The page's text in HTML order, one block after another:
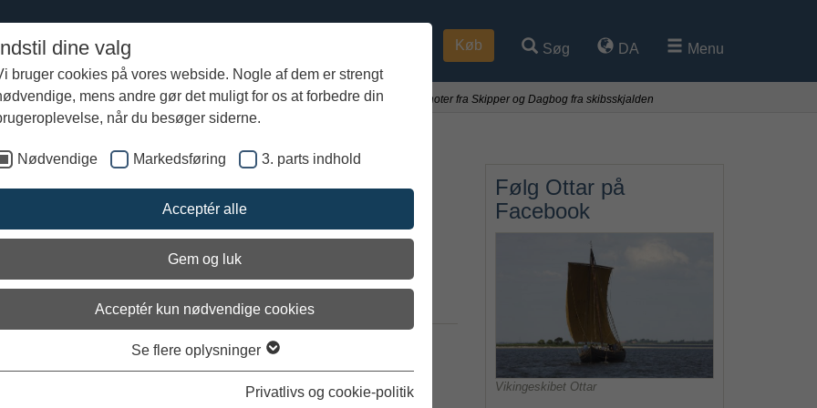
dine valg
bruger cookies på vores webside. Nogle af dem er strengt
mens andre gør det muligt for os at forbedre din
når du besøger siderne.
Nødvendige Markedsføring 3. parts indhold
Acceptér alle
Gem og luk
Acceptér kun nødvendige cookies
Se flere oplysninger
Privatlivs og cookie-politik
Køb Søg DA Menu
2017 Logobogsnoter fra Skipper og Dagbog fra skibsskjalden Logobogsnoter fra Skipper og Dagbog fra skibsskjalden
2017: Modvind ved Lynæs
19/07-2017
Det blæser med modvind ved Lynæs. Vi tjekker op på
mm.
Rikke Tørnsø Johansen
Følg Ottar på
Facebook
Vikingeskibet Ottar